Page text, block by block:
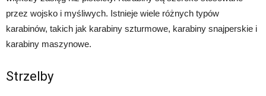
przez wojsko i myśliwych. Istnieje wiele różnych typów
karabinów, takich jak karabiny szturmowe, karabiny snajperskie i
karabiny maszynowe.
Strzelby